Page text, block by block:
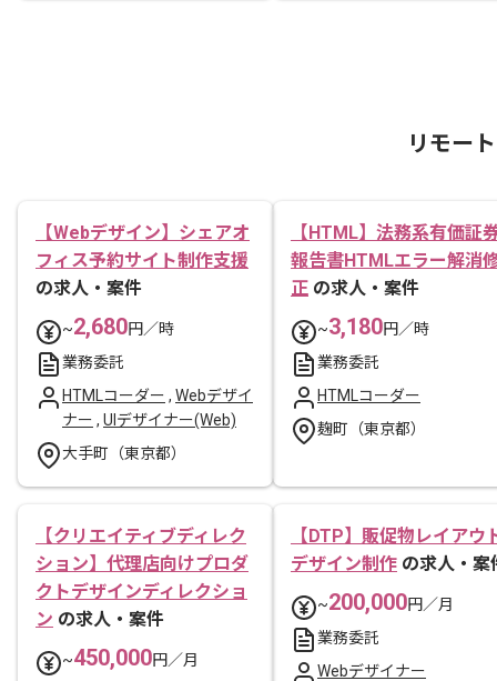
リモー
【Webデザイン】シェアオ
フィス予約サイト制作支援
の求人・案件
~2,680円／時
業務委託
HTMLコーダー , Webデザイ
ナー , UIデザイナー(Web)
大手町（東京都）
【HTML】法務系有価証
報告書HTMLエラー解消
正 の求人・案件
~3,180円／時
業務委託
HTMLコーダー
麹町（東京都）
【クリエイティブディレク
ション】代理店向けプロダ
クトデザインディレクショ
ン の求人・案件
~450,000円／月
【DTP】販促物レイアウ
デザイン制作 の求人・案
~200,000円／月
業務委託
Webデザイナー